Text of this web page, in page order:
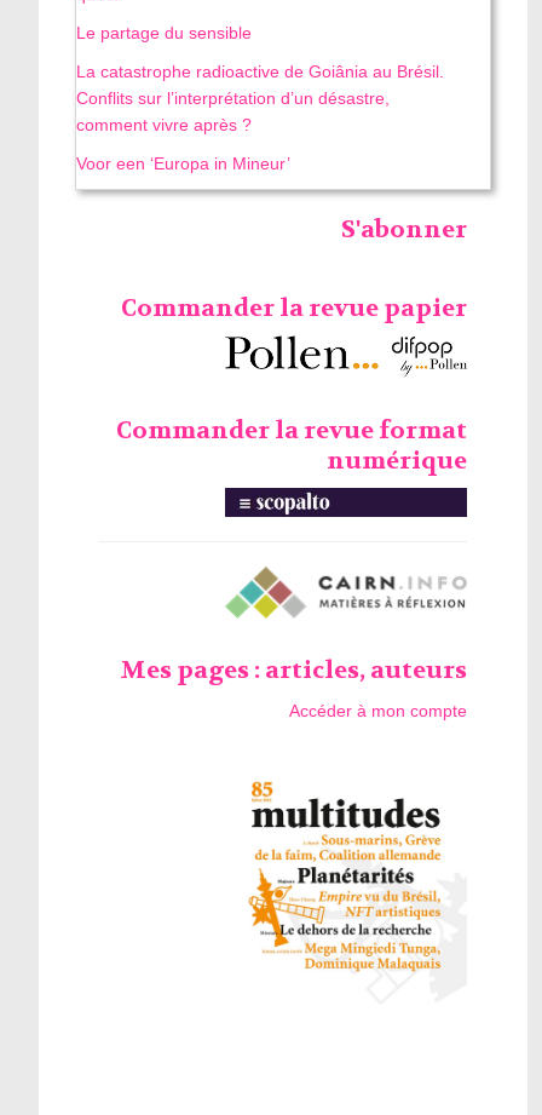
Le partage du sensible
La catastrophe radioactive de Goiânia au Brésil.
Conflits sur l’interprétation d’un désastre,
comment vivre après ?
Voor een ‘Europa in Mineur’
S'abonner
Commander la revue papier
Commander la revue format
numérique
Mes pages : articles, auteurs
Accéder à mon compte